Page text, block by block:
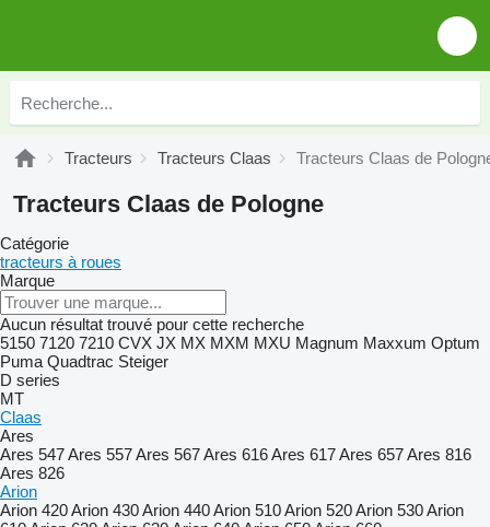
Tracteurs Tracteurs Claas Tracteurs Claas de
Tracteurs Claas de Pologne
Catégorie
tracteurs à roues
Marque
Aucun résultat trouvé pour cette recherche
5150 7120 7210 CVX JX MX MXM MXU Magnum Maxxum Optum
Puma Quadtrac Steiger
D series
MT
Claas
Ares
Ares 547Ares 557Ares 567Ares 616Ares 617Ares 657Ares 816
Ares 826
Arion
Arion 420Arion 430Arion 440Arion 510Arion 520Arion 530Arion